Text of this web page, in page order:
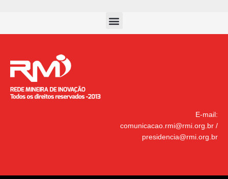
Menu
E-mail:
comunicacao.rmi@rmi.org.br /
presidencia@rmi.org.br